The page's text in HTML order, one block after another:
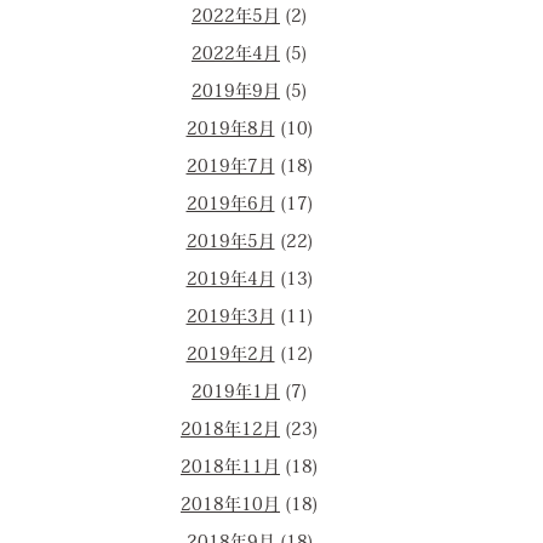
2022年5月 (2)
2022年4月 (5)
2019年9月 (5)
2019年8月 (10)
2019年7月 (18)
2019年6月 (17)
2019年5月 (22)
2019年4月 (13)
2019年3月 (11)
2019年2月 (12)
2019年1月 (7)
2018年12月 (23)
2018年11月 (18)
2018年10月 (18)